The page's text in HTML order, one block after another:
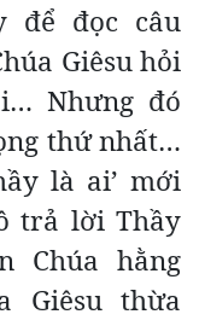
để đọc câu
Giêsu hỏi
Nhưng đó
thứ nhất…
là ai’ mới
trả lời Thầy
Chúa hằng
Giêsu thừa